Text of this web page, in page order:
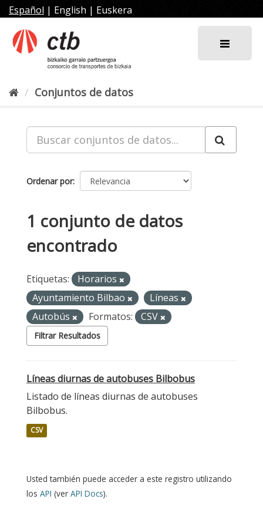
al
contenido
Español | English | Euskera
Conjuntos de datos
Ordenar por
1 conjunto de datos
encontrado
Etiquetas:
Horarios
Ayuntamiento Bilbao
Líneas
Autobús
Formatos: CSV
Filtrar Resultados
Líneas diurnas de autobuses Bilbobus
Listado de líneas diurnas de autobuses
Bilbobus.
CSV
Usted también puede acceder a este registro utilizando
los API (ver API Docs).